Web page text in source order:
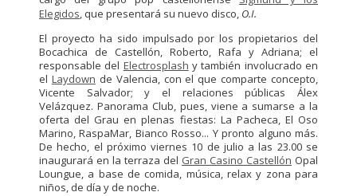
Elegidos, que presentará su nuevo disco, O.I.
El proyecto ha sido impulsado por los propietarios del
Bocachica de Castellón, Roberto, Rafa y Adriana; el
responsable del Electrosplash y también involucrado en
el Laydown de Valencia, con el que comparte concepto,
Vicente Salvador; y el relaciones públicas Álex
Velázquez. Panorama Club, pues, viene a sumarse a la
oferta del Grau en plenas fiestas: La Pacheca, El Oso
Marino, RaspaMar, Bianco Rosso... Y pronto alguno más.
De hecho, el próximo viernes 10 de julio a las 23.00 se
inaugurará en la terraza del Gran Casino Castellón Opal
Loungue, a base de comida, música, relax y zona para
niños, de día y de noche.